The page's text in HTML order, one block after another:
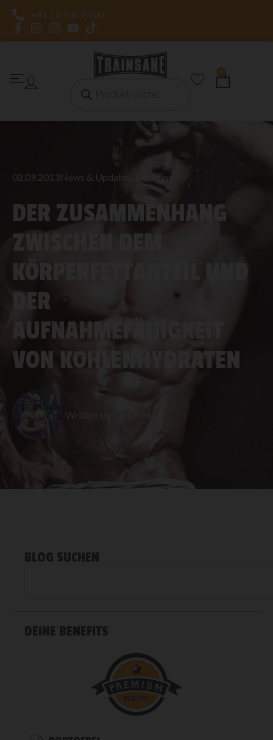
+41 79 936 23 00
0
02.09.2013News & Updates Nutrition
DER ZUSAMMENHANG
ZWISCHEN DEM
KÖRPERFETTANTEIL UND
DER
AUFNAHMEFÄHIGKEIT
VON KOHLENHYDRATEN
Written by
BLOG SUCHEN
DEINE BENEFITS